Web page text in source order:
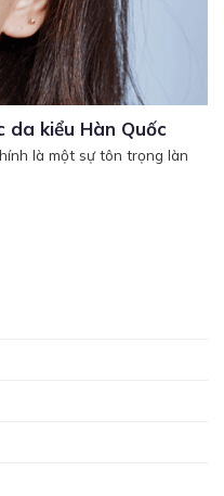
da kiểu Hàn Quốc
là một sự tôn trọng làn